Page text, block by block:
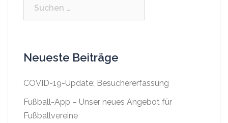
Neueste Beiträge
COVID-19-Update: Besuchererfassung
Fußball-App – Unser neues Angebot für
Fußballvereine